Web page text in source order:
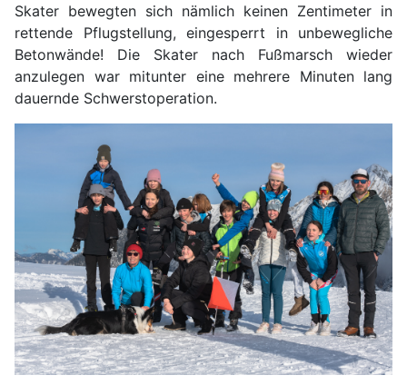
Skater bewegten sich nämlich keinen Zentimeter in
rettende Pflugstellung, eingesperrt in unbewegliche
Betonwände! Die Skater nach Fußmarsch wieder
anzulegen war mitunter eine mehrere Minuten lang
dauernde Schwerstoperation.